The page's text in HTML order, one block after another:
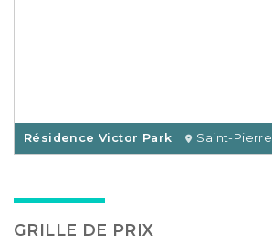
Résidence Victor Park Saint-Pierre
GRILLE DE PRIX